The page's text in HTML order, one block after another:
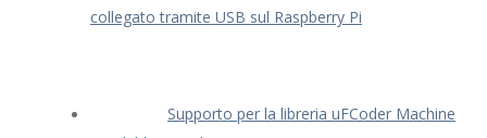
collegato tramite USB sul Raspberry Pi
Supporto per la libreria uFCoder Machine